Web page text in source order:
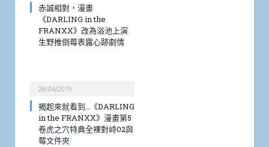
赤誠相對，漫畫
《DARLING in the
FRANXX》改為浴池上演
生野推倒莓表露心跡劇情
28/04/2019
揭起來就看到…《DARLING
in the FRANXX》漫畫第5
卷虎之穴特典全裸對峙02與
莓文件夾